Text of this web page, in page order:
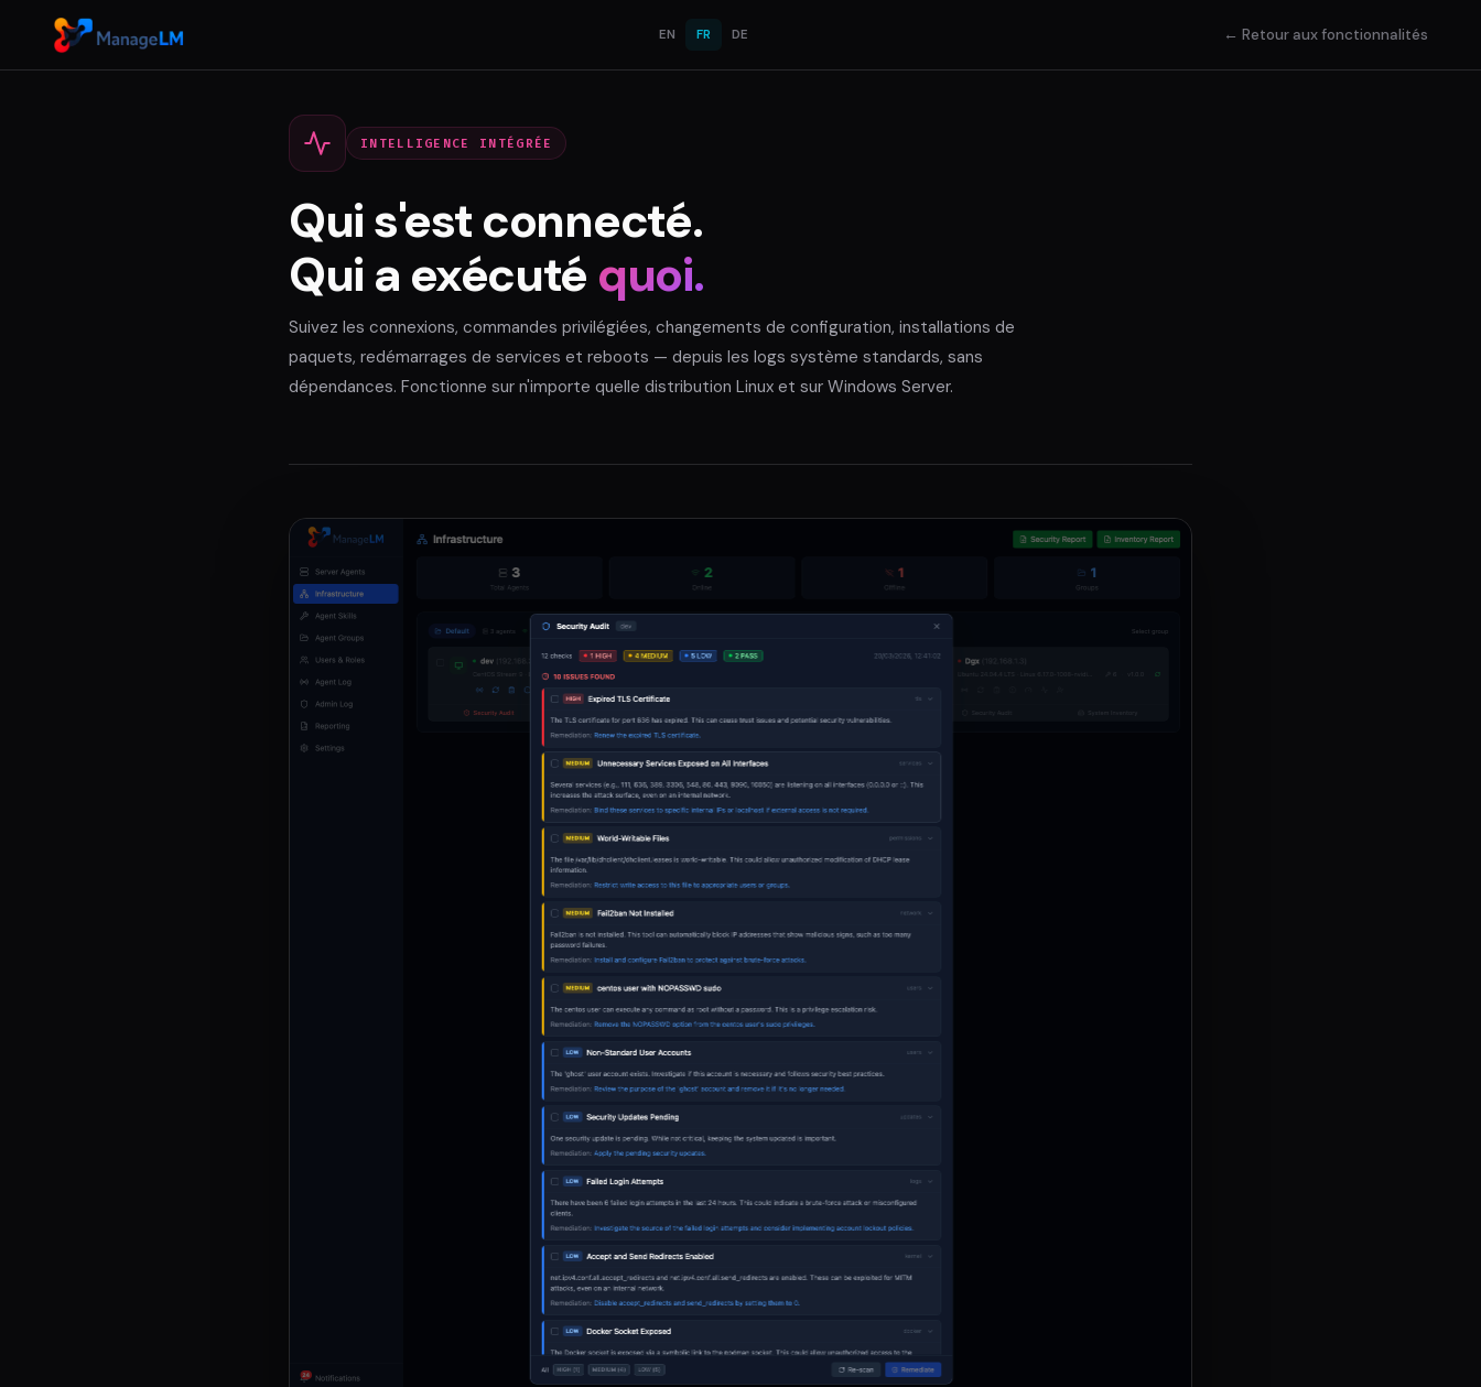
EN FR DE ← Retour aux fonctionnalités
INTELLIGENCE INTÉGRÉE
Qui s'est connecté.
Qui a exécuté quoi.
Suivez les connexions, commandes privilégiées, changements de configuration, installations de
paquets, redémarrages de services et reboots — depuis les logs système standards, sans
dépendances. Fonctionne sur n'importe quelle distribution Linux et sur Windows Server.